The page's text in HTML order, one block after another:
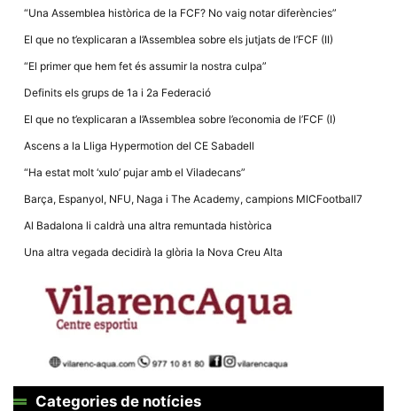
“Una Assemblea històrica de la FCF? No vaig notar diferències”
El que no t’explicaran a l’Assemblea sobre els jutjats de l’FCF (II)
“El primer que hem fet és assumir la nostra culpa”
Definits els grups de 1a i 2a Federació
El que no t’explicaran a l’Assemblea sobre l’economia de l’FCF (I)
Ascens a la Lliga Hypermotion del CE Sabadell
“Ha estat molt ‘xulo’ pujar amb el Viladecans”
Barça, Espanyol, NFU, Naga i The Academy, campions MICFootball7
Al Badalona li caldrà una altra remuntada històrica
Una altra vegada decidirà la glòria la Nova Creu Alta
Categories de notícies
d'usuari
nostre lloc web
dades en el seu
permeten que el
bé com sigui
possible. Si
rebutja
cookies
desapareixeran
del lloc web.
Màrqueting